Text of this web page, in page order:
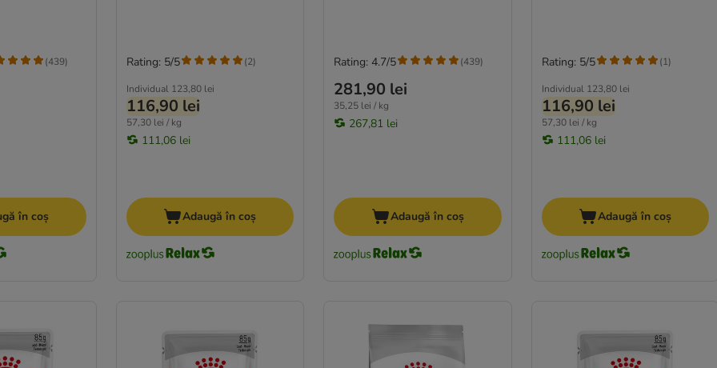
(439)
în coș
Individual 123,80 lei
116,90 lei
57,30 lei / kg
111,06 lei
Rating: 5/5 (2)
Adaugă în coș
281,90 lei
35,25 lei / kg
267,81 lei
Rating: 4.7/5 (439)
Adaugă în coș
Individual 123,80 lei
116,90 lei
57,30 lei / kg
111,06 lei
Rating: 5/5 (1)
Adaugă în coș